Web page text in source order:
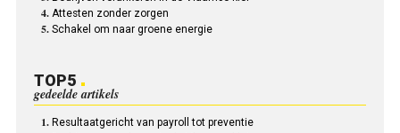
Attesten zonder zorgen
Schakel om naar groene energie
TOP5
gedeelde artikels
Resultaatgericht van payroll tot preventie